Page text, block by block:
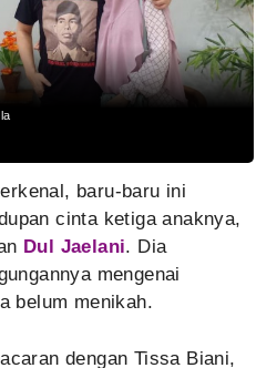
baru-baru ini
cinta ketiga anaknya,
Dul Jaelani. Dia
mengenai
belum menikah.
dengan Tissa Biani,